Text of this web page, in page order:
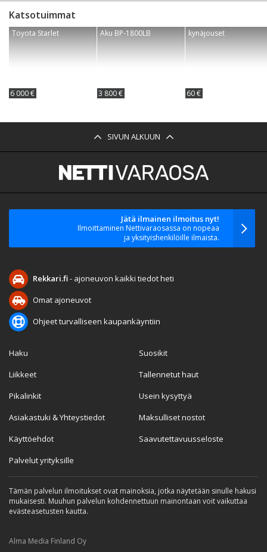
Katsotuimmat
Toyota Starlet
6 000 €
Aku BP-1800LB
3 800 €
kynäjouset
60 €
SIVUN ALKUUN
Jätä ilmainen ilmoitus nyt!
Ilmoittaminen Nettivaraosassa on nopeaa
ja yksityishenkilöille ilmaista.
Rekkari.fi- ajoneuvon kaikki tiedot heti
Omat ajoneuvot
Ohjeet turvalliseen kaupankäyntiin
Haku
Liikkeet
Pikalinkit
Asiakastuki & Yhteystiedot
Käyttöehdot
Palvelut yrityksille
Suosikit
Tallennetut haut
Usein kysyttyä
Maksulliset nostot
Saavutettavuusseloste
Tämän palvelun ilmoitukset ovat mainoksia, jotka näytetään sinulle hakusi
mukaisesti. Muuhun palvelun kohdennettuun mainontaan voit vaikuttaa
evästeasetusten kautta.
Alma Media Finland Oy